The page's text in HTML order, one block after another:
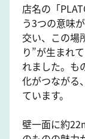
店名の「
う3つの意味
交い、この場
り”が生まれ
れました。も
化がつながる
ています。
壁一面に約